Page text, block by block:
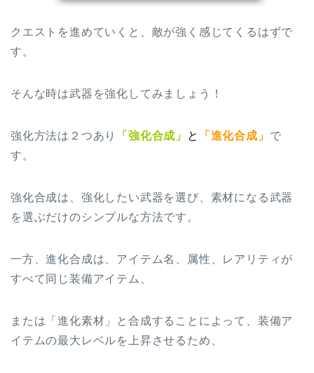
クエストを進めていくと、敵が強く感じてくるはずで
す。
そんな時は武器を強化してみましょう！
強化方法は２つあり 「強化合成」 と 「進化合成」 で
す。
強化合成は、強化したい武器を選び、素材になる武器
を選ぶだけのシンプルな方法です。
一方、進化合成は、アイテム名、属性、レアリティが
すべて同じ装備アイテム、
または「進化素材」と合成することによって、装備ア
イテムの最大レベルを上昇させるため、